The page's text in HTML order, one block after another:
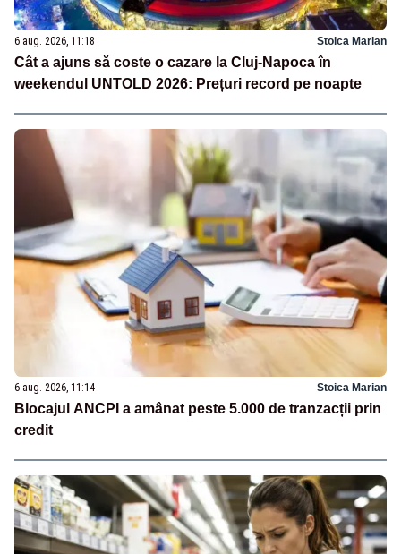
6 aug. 2026, 11:18 Stoica Marian
Cât a ajuns să coste o cazare la Cluj-Napoca în
weekendul UNTOLD 2026: Prețuri record pe noapte
6 aug. 2026, 11:14 Stoica Marian
Blocajul ANCPI a amânat peste 5.000 de tranzacții prin
credit